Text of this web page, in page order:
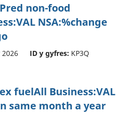
non-food
NSA:%change
2026 ID y gyfres: KP3Q
fuelAll Business:VAL
same month a year